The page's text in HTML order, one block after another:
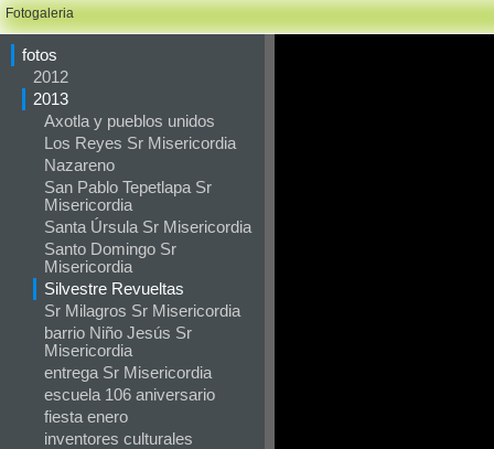
Fotogaleria
fotos
2012
2013
Axotla y pueblos unidos
Los Reyes Sr Misericordia
Nazareno
San Pablo Tepetlapa Sr
Misericordia
Santa Úrsula Sr Misericordia
Santo Domingo Sr
Misericordia
Silvestre Revueltas
Sr Milagros Sr Misericordia
barrio Niño Jesús Sr
Misericordia
entrega Sr Misericordia
escuela 106 aniversario
fiesta enero
inventores culturales